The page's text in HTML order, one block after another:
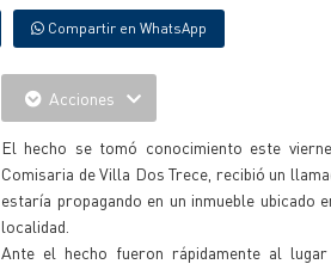
Compartir en WhatsApp
Acciones
El hecho se tomó conocimiento este
Comisaria de Villa Dos Trece, recibió un
estaría propagando en un inmueble
localidad.
Ante el hecho fueron rápidamente al